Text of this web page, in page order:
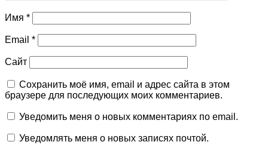
Имя *
Email *
Сайт
Сохранить моё имя, email и адрес сайта в этом
браузере для последующих моих комментариев.
Уведомить меня о новых комментариях по email.
Уведомлять меня о новых записях почтой.